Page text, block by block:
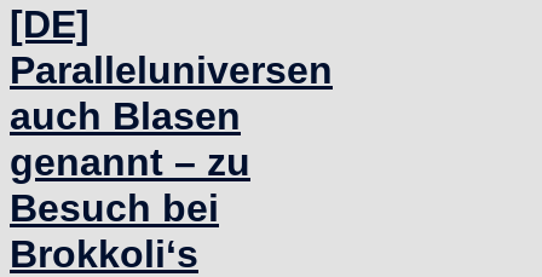
[DE]
Paralleluniversen
auch Blasen
genannt – zu
Besuch bei
Brokkoli‘s